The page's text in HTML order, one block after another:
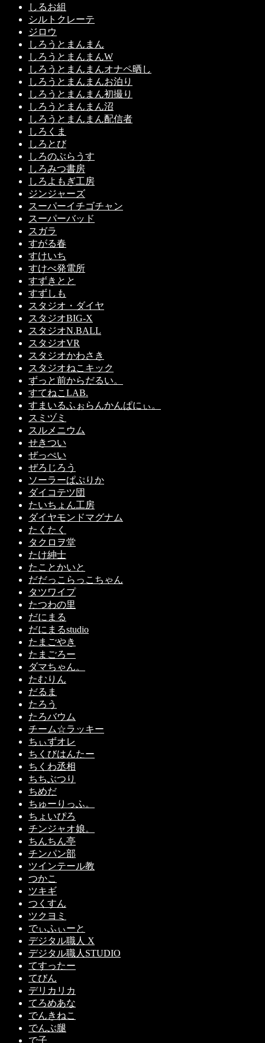
しるお組
シルトクレーテ
ジロウ
しろうとまんまん
しろうとまんまんW
しろうとまんまんオナペ晒し
しろうとまんまんお泊り
しろうとまんまん初撮り
しろうとまんまん沼
しろうとまんまん配信者
しろくま
しろとび
しろのぶらうす
しろみつ書房
しろよもぎ工房
ジンジャーズ
スーパーイチゴチャン
スーパーバッド
スガラ
すがる春
すけいち
すけべ発電所
すずきとと
すずしも
スタジオ・ダイヤ
スタジオBIG-X
スタジオN.BALL
スタジオVR
スタジオかわさき
スタジオねこキック
ずっと前からだるい。
すてねこLAB.
すまいるふぉらんかんぱにぃ。
スミヅミ
スルメニウム
せきつい
ぜっぺい
ぜろじろう
ソーラーぱぷりか
ダイコテツ団
たいちょん工房
ダイヤモンドマグナム
たくたく
タクロヲ堂
たけ紳士
たことかいと
だだっこらっこちゃん
タツワイプ
たつわの里
だにまる
だにまるstudio
たまごやき
たまごろー
ダマちゃん。
たむりん
だるま
たろう
たろバウム
チーム☆ラッキー
ちぃずオレ
ちくびはんたー
ちくわ丞相
ちちぶつり
ちめだ
ちゅーりっふ。
ちょいぴろ
チンジャオ娘。
ちんちん亭
チンパン部
ツインテール教
つかこ
ツキギ
つくすん
ツクヨミ
でぃふぃーと
デジタル職人 X
デジタル職人STUDIO
てすったー
てびん
デリカリカ
てろめあな
でんきねこ
でんぶ腿
で子